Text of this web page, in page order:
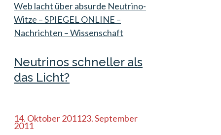
Web lacht über absurde Neutrino-
Witze – SPIEGEL ONLINE –
Nachrichten – Wissenschaft
Neutrinos schneller als
das Licht?
14. Oktober 201123. September
2011